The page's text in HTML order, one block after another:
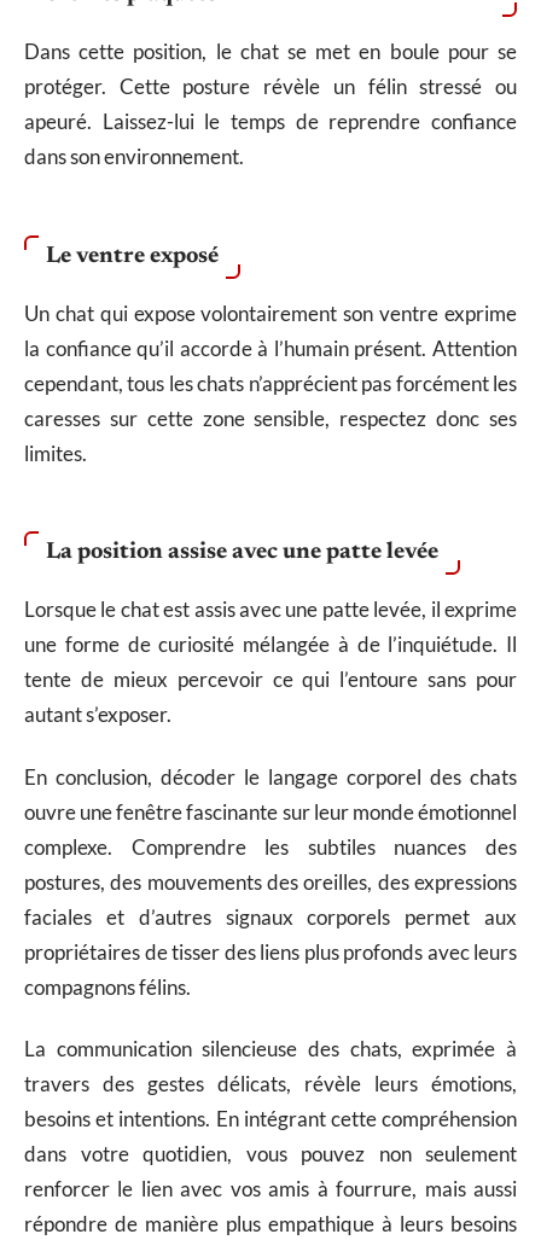
Dans cette position, le chat se met en boule pour se
protéger. Cette posture révèle un félin stressé ou
apeuré. Laissez-lui le temps de reprendre confiance
dans son environnement.
Le ventre exposé
Un chat qui expose volontairement son ventre exprime
la confiance qu’il accorde à l’humain présent. Attention
cependant, tous les chats n’apprécient pas forcément les
caresses sur cette zone sensible, respectez donc ses
limites.
La position assise avec une patte levée
Lorsque le chat est assis avec une patte levée, il exprime
une forme de curiosité mélangée à de l’inquiétude. Il
tente de mieux percevoir ce qui l’entoure sans pour
autant s’exposer.
En conclusion, décoder le langage corporel des chats
ouvre une fenêtre fascinante sur leur monde émotionnel
complexe. Comprendre les subtiles nuances des
postures, des mouvements des oreilles, des expressions
faciales et d’autres signaux corporels permet aux
propriétaires de tisser des liens plus profonds avec leurs
compagnons félins.
La communication silencieuse des chats, exprimée à
travers des gestes délicats, révèle leurs émotions,
besoins et intentions. En intégrant cette compréhension
dans votre quotidien, vous pouvez non seulement
renforcer le lien avec vos amis à fourrure, mais aussi
répondre de manière plus empathique à leurs besoins